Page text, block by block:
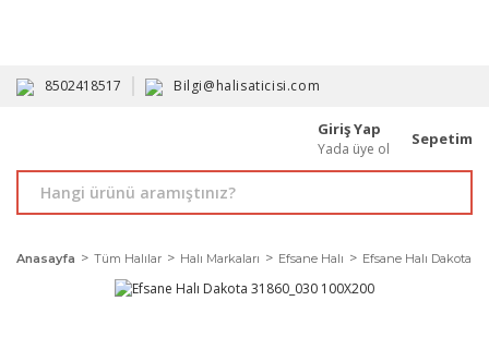
8502418517 Bilgi@halisaticisi.com
Giriş Yap
Yada üye ol
Sepetim
Anasayfa Tüm Halılar Halı Markaları Efsane Halı Efsane Halı Dakota